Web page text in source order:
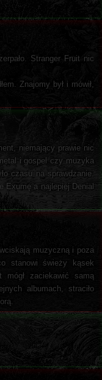
Stranger Fruit nic
Znajomy był i mówił,
niemający prawie nic
i gospel czy muzyka
czasu na sprawdzanie.
Exumę a najlepiej Denial
muzyczną i poza
stanowi świeży kąsek
mógł zaciekawić samą
albumach, straciło